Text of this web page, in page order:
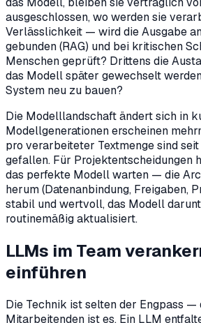
ausgeschlossen, wo werden sie
Verlässlichkeit — wird die Ausgabe
gebunden (RAG) und bei kritischen
Menschen geprüft? Drittens die
das Modell später gewechselt
System neu zu bauen?
Die Modelllandschaft ändert sich in
Modellgenerationen erscheinen
pro verarbeiteter Textmenge sind
gefallen. Für Projektentscheidungen
das perfekte Modell warten — die
herum (Datenanbindung, Freigaben,
stabil und wertvoll, das Modell
routinemäßig aktualisiert.
LLMs im Team
einführen
Die Technik ist selten der Engpass —
Mitarbeitenden ist es. Ein LLM